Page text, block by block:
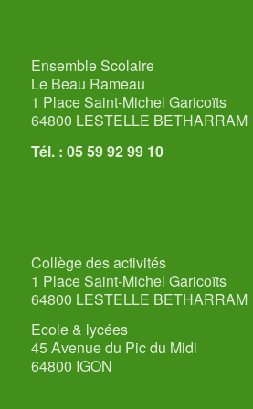
Ensemble Scolaire
Le Beau Rameau
1 Place Saint-Michel Garicoïts
64800 LESTELLE BETHARRAM
Tél. : 05 59 92 99 10
Collège des activités
1 Place Saint-Michel Garicoïts
64800 LESTELLE BETHARRAM
Ecole & lycées
45 Avenue du Pic du Midi
64800 IGON